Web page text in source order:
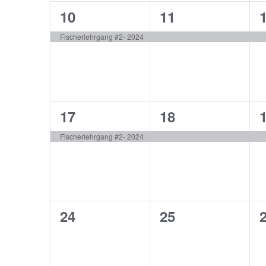
1
Veranstaltung,
10
Fischerlehrgang #2- 2024
1
Veranstaltung,
11
1
1
Veranstaltung,
17
Fischerlehrgang #2- 2024
1
Veranstaltung,
18
1
0
24
0
25
0